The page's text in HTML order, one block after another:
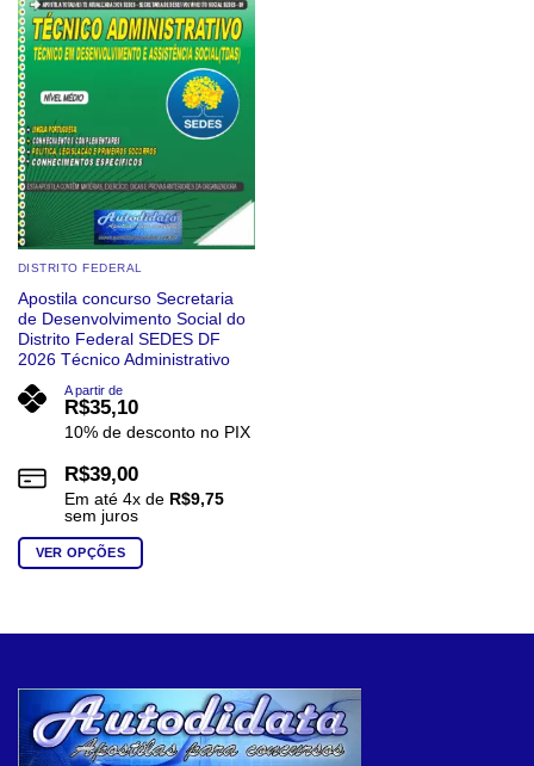
opções
podem
ser
escolhidas
na
página
do
produto
DISTRITO FEDERAL
Apostila concurso Secretaria
de Desenvolvimento Social do
Distrito Federal SEDES DF
2026 Técnico Administrativo
A partir de
R$35,10
10% de desconto no PIX
R$39,00
Em até 4x de R$9,75
sem juros
VER OPÇÕES
tem
opções
podem